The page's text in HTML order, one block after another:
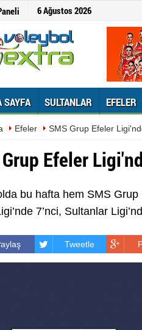
6 Ağustos 2026
SAYFA SULTANLAR EFELER
Efeler SMS Grup Efeler
Efeler
bu hafta hem SMS
7’nci, Sultanlar
Tweetle